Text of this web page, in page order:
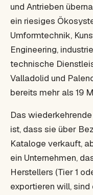
und Antrieben
ein riesiges
Umformtechnik,
Engineering,
technische
Valladolid und
bereits mehr als 19
Das
ist, dass sie über
Kataloge verkauft,
ein Unternehmen,
Herstellers (Tier 1
exportieren will,